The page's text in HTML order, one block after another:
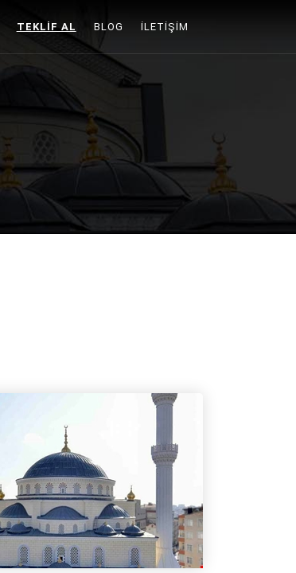
TEKLIF AL BLOG İLETIŞIM